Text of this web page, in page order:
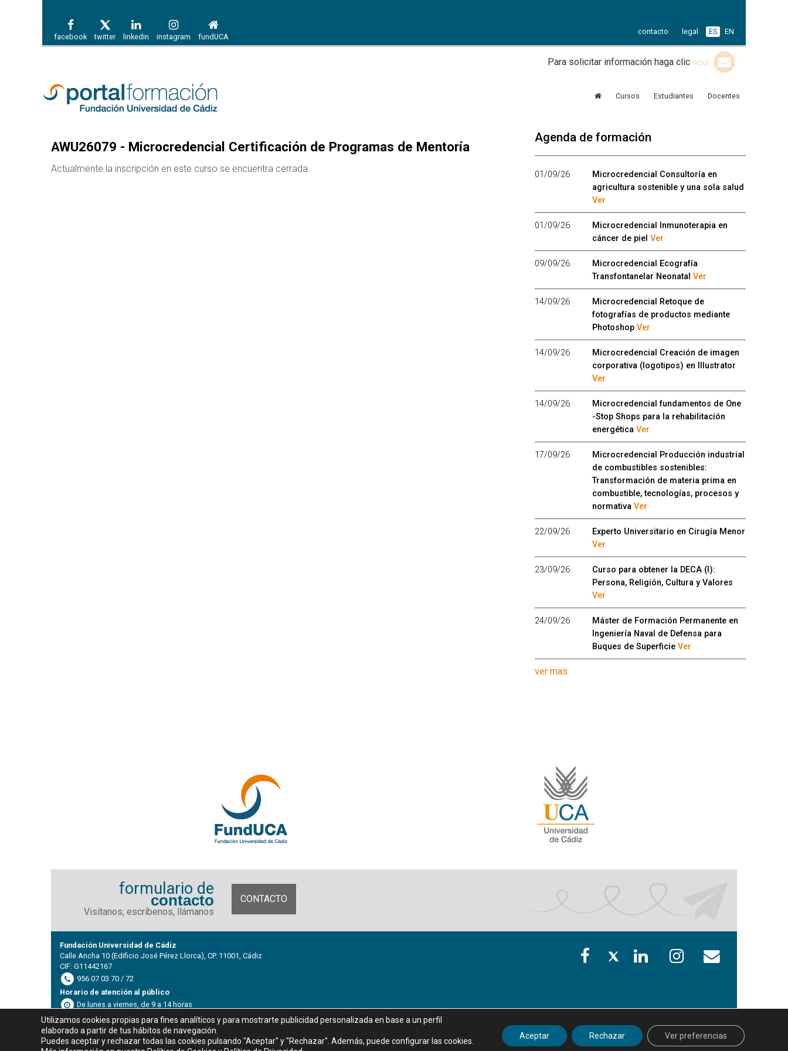
facebook twitter linkedin instagram fundUCA
contacto legal ES EN
Para solicitar información haga clic aquí
Cursos Estudiantes Docentes
AWU26079 - Microcredencial Certificación de Programas de Mentoría
Actualmente la inscripción en este curso se encuentra cerrada.
Agenda de formación
01/09/26
Microcredencial Consultoría en
agricultura sostenible y una sola salud
Ver
01/09/26
Microcredencial Inmunoterapia en
cáncer de piel Ver
09/09/26
Microcredencial Ecografía
Transfontanelar Neonatal Ver
14/09/26
Microcredencial Retoque de
fotografías de productos mediante
Photoshop Ver
14/09/26
Microcredencial Creación de imagen
corporativa (logotipos) en Illustrator
Ver
14/09/26
Microcredencial fundamentos de One
-Stop Shops para la rehabilitación
energética Ver
17/09/26
Microcredencial Producción industrial
de combustibles sostenibles:
Transformación de materia prima en
combustible, tecnologías, procesos y
normativa Ver
22/09/26
Experto Universitario en Cirugía Menor
Ver
23/09/26
Curso para obtener la DECA (I):
Persona, Religión, Cultura y Valores
Ver
24/09/26
Máster de Formación Permanente en
Ingeniería Naval de Defensa para
Buques de Superficie Ver
ver mas
formulario de
contacto
Visítanos, escríbenos, llámanos
CONTACTO
Fundación Universidad de Cádiz
Calle Ancha 10 (Edificio José Pérez Llorca), CP. 11001, Cádiz
CIF: G11442167
956 07 03 70 / 72
Horario de atención al público
De lunes a viernes, de 9 a 14 horas
Utilizamos cookies propias para fines analíticos y para mostrarte publicidad personalizada en base a un perfil
elaborado a partir de tus hábitos de navegación.
Puedes aceptar y rechazar todas las cookies pulsando "Aceptar" y "Rechazar". Además, puede configurar las cookies.
Aceptar Rechazar Ver preferencias